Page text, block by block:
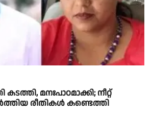
മനഃപാഠമാക്കി; നീറ്റ്
രീതികൾ കണ്ടെത്തി